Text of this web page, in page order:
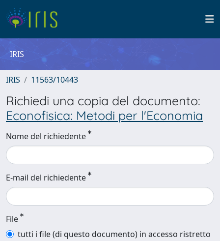
IRIS
IRIS 11563/10443
Richiedi una copia del documento:
Econofisica: Metodi per l'Economia
Nome del richiedente
E-mail del richiedente
File
tutti i file (di questo documento) in accesso ristretto